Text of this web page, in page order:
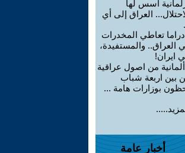
أسس لها
العراق إلى أي
دراما تعاطي المخدرات
العراق.. والمستفيدة،
ايران!
ألمانية من اصول عراقية
بين اربعة شباب
بوزارات هامة ...
أخبار عامة